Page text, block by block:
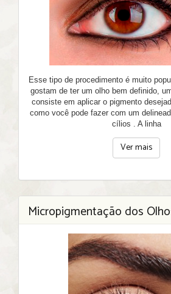
Esse tipo de procedimento é muito
gostam de ter um olho bem definido,
consiste em aplicar o pigmento
como você pode fazer com um
cílios . A linha
Ver mais
Micropigmentação dos